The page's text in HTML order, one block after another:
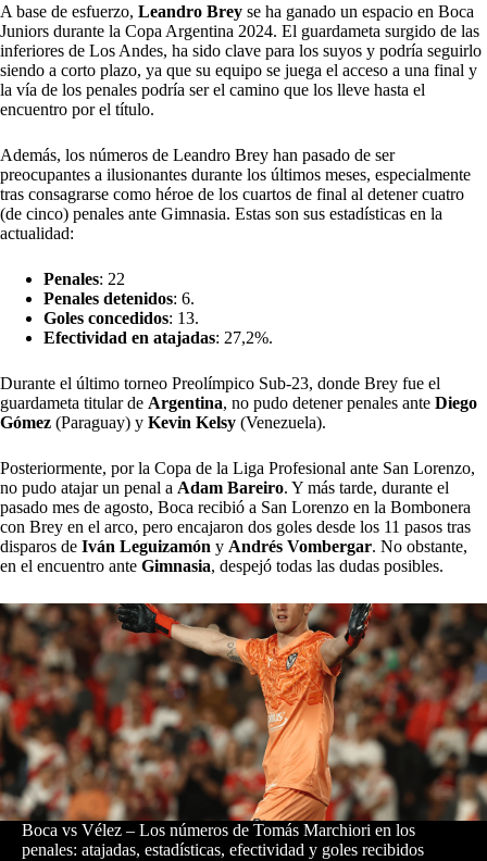
A base de esfuerzo, Leandro Brey se ha ganado un espacio en Boca
Juniors durante la Copa Argentina 2024. El guardameta surgido de las
inferiores de Los Andes, ha sido clave para los suyos y podría seguirlo
siendo a corto plazo, ya que su equipo se juega el acceso a una final y
la vía de los penales podría ser el camino que los lleve hasta el
encuentro por el título.
Además, los números de Leandro Brey han pasado de ser
preocupantes a ilusionantes durante los últimos meses, especialmente
tras consagrarse como héroe de los cuartos de final al detener cuatro
(de cinco) penales ante Gimnasia. Estas son sus estadísticas en la
actualidad:
Penales: 22
Penales detenidos: 6.
Goles concedidos: 13.
Efectividad en atajadas: 27,2%.
Durante el último torneo Preolímpico Sub-23, donde Brey fue el
guardameta titular de Argentina, no pudo detener penales ante Diego
Gómez (Paraguay) y Kevin Kelsy (Venezuela).
Posteriormente, por la Copa de la Liga Profesional ante San Lorenzo,
no pudo atajar un penal a Adam Bareiro. Y más tarde, durante el
pasado mes de agosto, Boca recibió a San Lorenzo en la Bombonera
con Brey en el arco, pero encajaron dos goles desde los 11 pasos tras
disparos de Iván Leguizamón y Andrés Vombergar. No obstante,
en el encuentro ante Gimnasia, despejó todas las dudas posibles.
Boca vs Vélez – Los números de Tomás Marchiori en los
penales: atajadas, estadísticas, efectividad y goles recibidos